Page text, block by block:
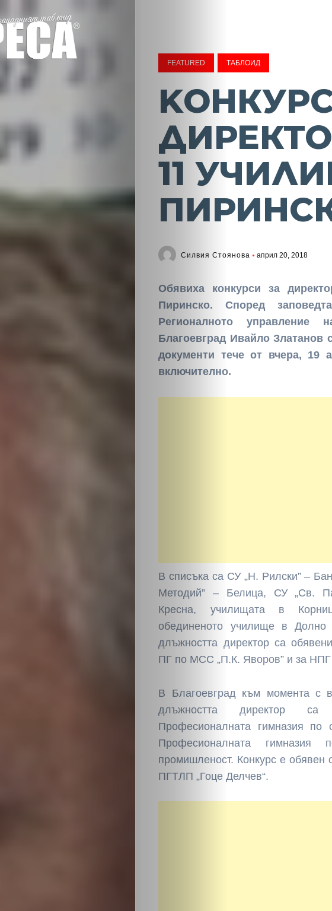
FEATURED ТАБЛОИД
11
Силвия Стоянова април 20, 2018
Обявиха конкурси за
Пиринско. Според
Регионалното управление
Благоевград Ивайло Златанов
документи тече от вчера,
включително.
В списъка са СУ „Н. Рилски” –
Методий” – Белица, СУ „Св.
Кресна, училищата в
обединеното училище в Долно
длъжността директор са
ПГ по МСС „П.К. Яворов” и за НПГ
В Благоевград към момента с
длъжността директор
Професионалната гимназия по
Професионалната
промишленост. Конкурс е обявен
ПГТЛП „Гоце Делчев“.